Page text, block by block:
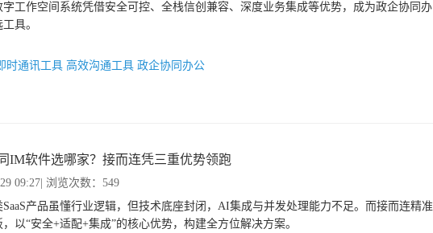
字工作空间系统凭借安全可控、全栈信创兼容、深度业务集成等优势，成为政企协同办
具。
时通讯工具 高效沟通工具 政企协同办公
IM软件选哪家？接而连凭三重优势领跑
09:27 | 浏览次数：549
SaaS产品虽懂行业逻辑，但技术底座封闭，AI集成与并发处理能力不足。而接而连精准
，以“安全+适配+集成”的核心优势，构建全方位解决方案。